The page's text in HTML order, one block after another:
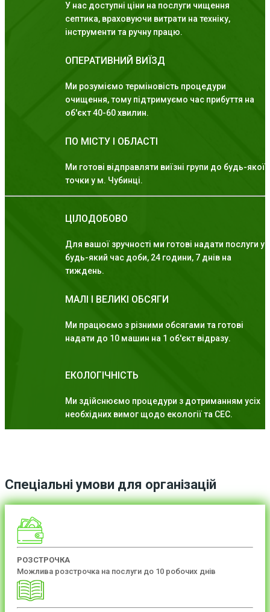
У нас доступні ціни на послуги чищення
септика, враховуючи витрати на техніку,
інструменти та ручну працю.
ОПЕРАТИВНИЙ ВИЇЗД
Ми розуміємо терміновість процедури
очищення, тому підтримуємо час прибуття на
об'єкт 40-60 хвилин.
ПО МІСТУ І ОБЛАСТІ
Ми готові відправляти виїзні групи до будь-якої
точки у м. Чубинці.
ЦІЛОДОБОВО
Для вашої зручності ми готові надати послуги у
будь-який час доби, 24 години, 7 днів на
тиждень.
МАЛІ І ВЕЛИКІ ОБСЯГИ
Ми працюємо з різними обсягами та готові
надати до 10 машин на 1 об'єкт відразу.
ЕКОЛОГІЧНІСТЬ
Ми здійснюємо процедури з дотриманням усіх
необхідних вимог щодо екології та СЕС.
Спеціальні умови для організацій
РОЗСТРОЧКА
Можлива розстрочка на послуги до 10 робочих днів